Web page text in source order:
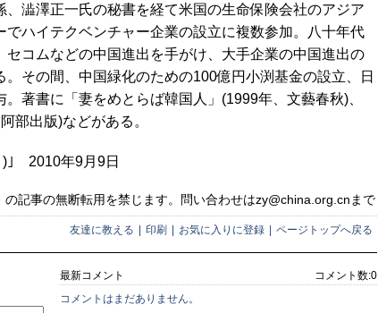
、澁澤正一氏の秘書を経て米国の生命保険会社のアジア
ハイテクベンチャー企業の設立に複数参加。八十年代
コムなどの中国進出を手がけ、大手企業の中国進出の
その間、中国緑化のための100億円小渕基金の設立、日
著書に「妻をめとらば韓国人」(1999年、文藝春秋)、
部出版)などがある。
)｣ 2010年9月9日
の記事の無断転用を禁じます。問い合わせはzy@china.org.cnまで
友達に教える 印刷 お気に入りに登録 ページトップへ戻る
コメント数:0
最新コメント
コメントはまだありません。